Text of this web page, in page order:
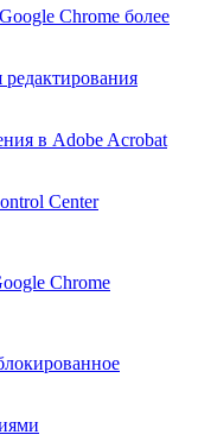
Chrome более
редактирования
в Adobe Acrobat
Center
Chrome